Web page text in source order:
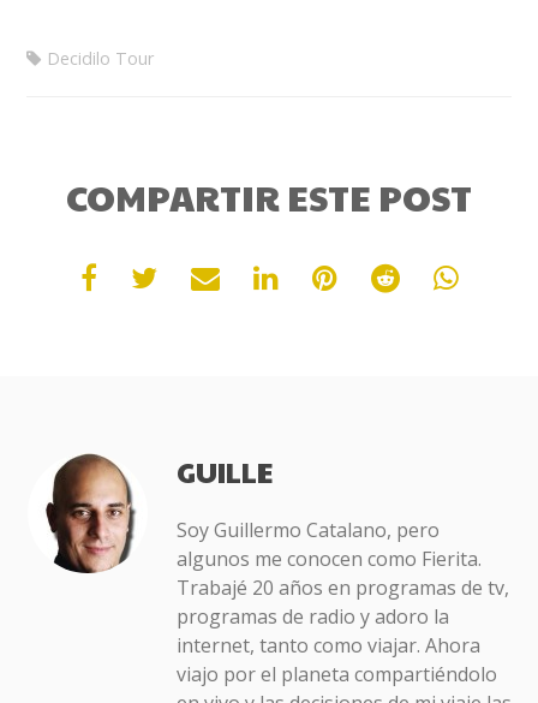
Decidilo Tour
COMPARTIR ESTE POST
GUILLE
Soy Guillermo Catalano, pero
algunos me conocen como Fierita.
Trabajé 20 años en programas de tv,
programas de radio y adoro la
internet, tanto como viajar. Ahora
viajo por el planeta compartiéndolo